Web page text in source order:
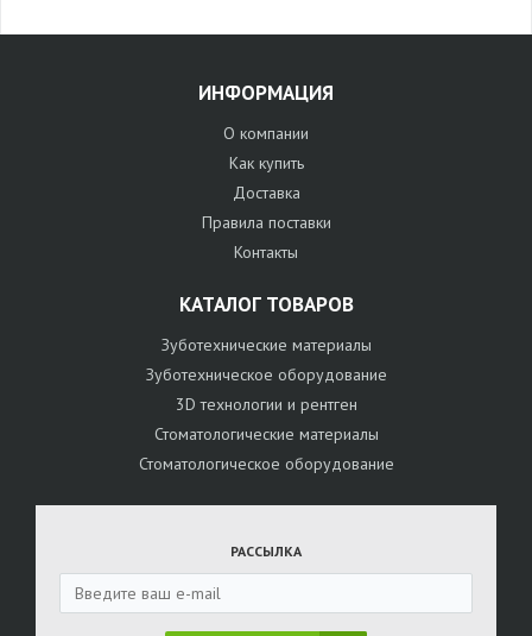
ИНФОРМАЦИЯ
О компании
Как купить
Доставка
Правила поставки
Контакты
КАТАЛОГ ТОВАРОВ
Зуботехнические материалы
Зуботехническое оборудование
3D технологии и рентген
Стоматологические материалы
Стоматологическое оборудование
РАССЫЛКА